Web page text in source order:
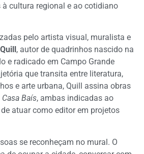
cultura regional e ao cotidiano
pelo artista visual, muralista e
, autor de quadrinhos nascido na
e radicado em Campo Grande
que transita entre literatura,
e arte urbana, Quill assina obras
Casa Baís, ambas indicadas ao
atuar como editor em projetos
se reconheçam no mural. O